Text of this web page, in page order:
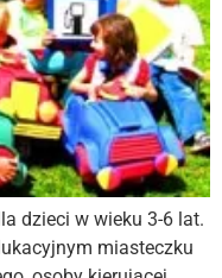
dzieci w wieku 3-6 lat.
miasteczku